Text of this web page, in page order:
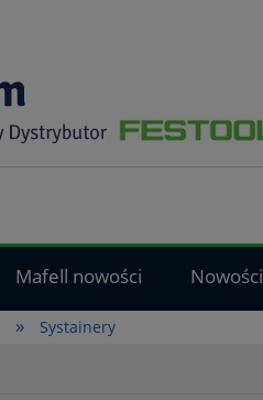
Mafell nowości Nowości
» Systainery